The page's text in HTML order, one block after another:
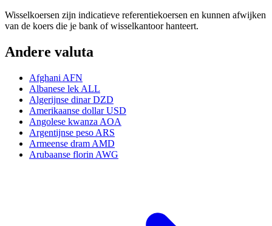
Wisselkoersen zijn indicatieve referentiekoersen en kunnen afwijken
van de koers die je bank of wisselkantoor hanteert.
Andere valuta
Afghani AFN
Albanese lek ALL
Algerijnse dinar DZD
Amerikaanse dollar USD
Angolese kwanza AOA
Argentijnse peso ARS
Armeense dram AMD
Arubaanse florin AWG